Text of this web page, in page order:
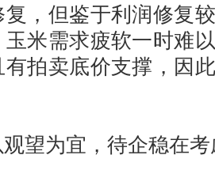
，但鉴于利润修复
米需求疲软一时难
拍卖底价支撑，因
为宜，待企稳在考